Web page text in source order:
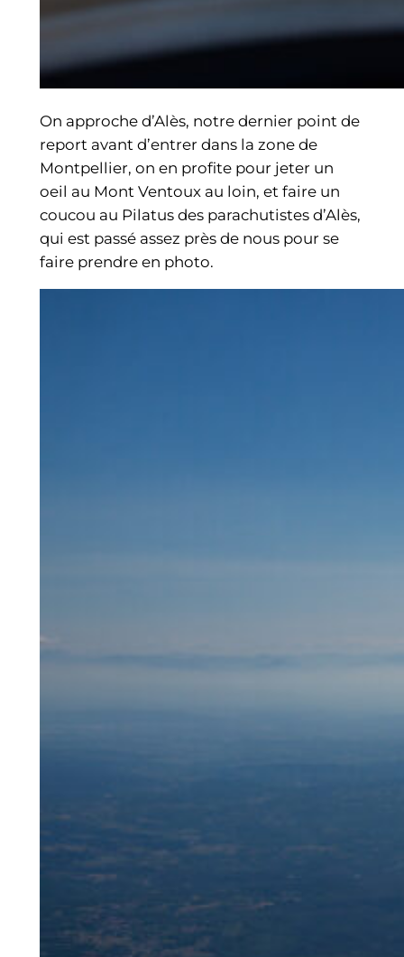
On approche d’Alès, notre dernier point de
report avant d’entrer dans la zone de
Montpellier, on en profite pour jeter un
oeil au Mont Ventoux au loin, et faire un
coucou au Pilatus des parachutistes d’Alès,
qui est passé assez près de nous pour se
faire prendre en photo.